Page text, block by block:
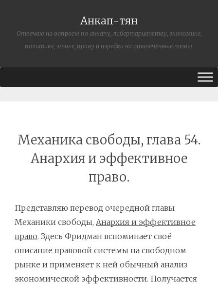
Анкап-тян
Отвечаю на вопросы по анкапу, либертарианству, экономике,
политике, этике, праву и изредка на отвлечённые темы.
Механика свободы, глава 54.
Анархия и эффективное
право.
Представляю перевод очередной главы
Механики свободы, Анархия и эффективное
право. Здесь Фридман вспоминает своё
описание правовой системы на свободном
рынке и применяет к ней обычный анализ
экономической эффективности. Получается